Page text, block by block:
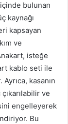
bulunan
kaynağı
kapsayan
ve
isteğe
kablo seti ile
kasanın
ve
engelleyerek
Bu